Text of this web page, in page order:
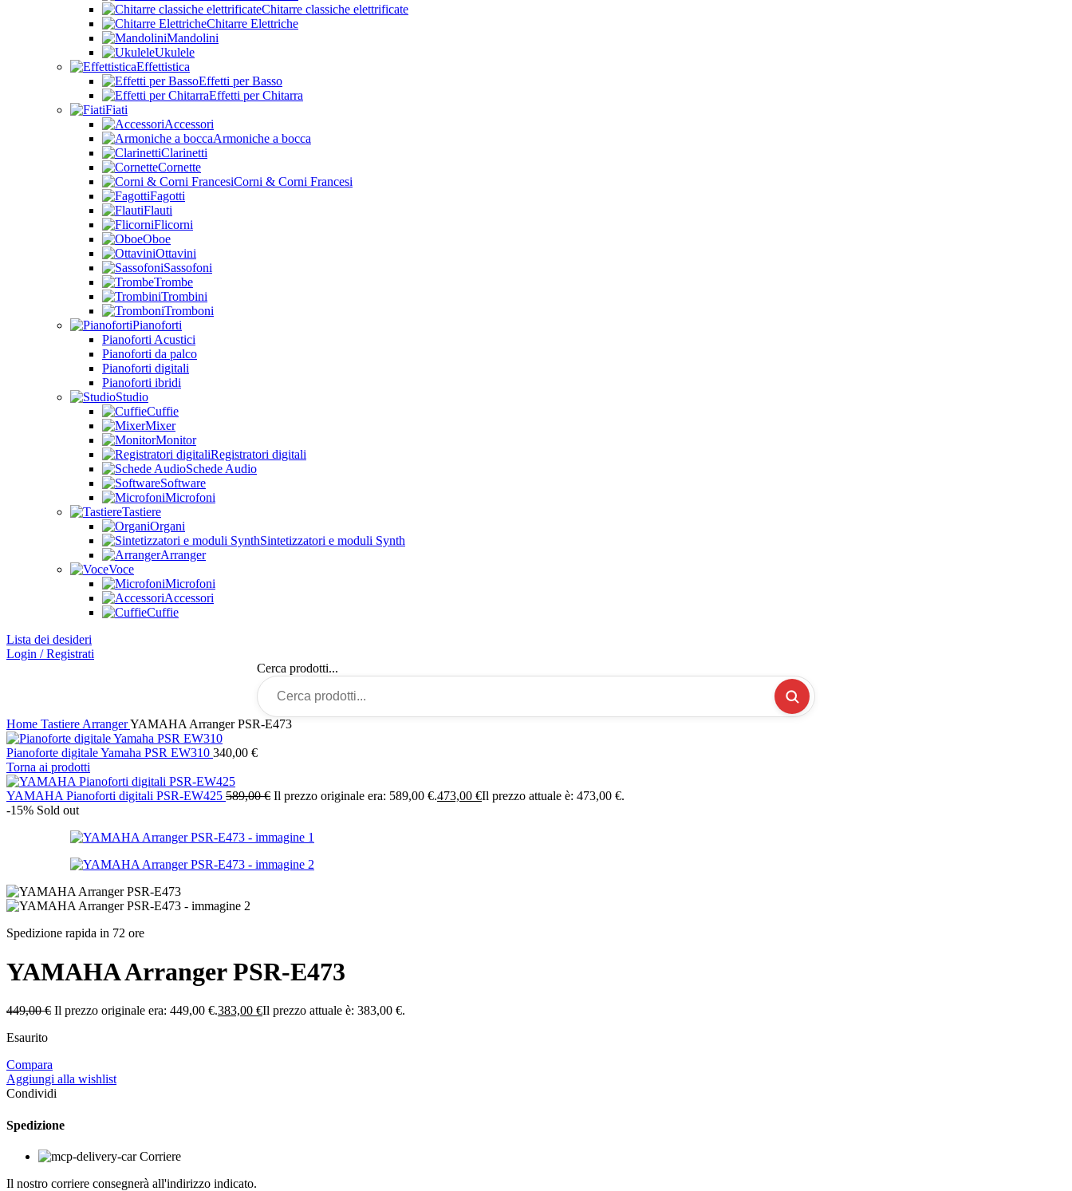
Chitarre classiche elettrificate
Chitarre Elettriche
Mandolini
Ukulele
Effettistica
Effetti per Basso
Effetti per Chitarra
Fiati
Accessori
Armoniche a bocca
Clarinetti
Cornette
Corni & Corni Francesi
Fagotti
Flauti
Flicorni
Oboe
Ottavini
Sassofoni
Trombe
Trombini
Tromboni
Pianoforti
Pianoforti Acustici
Pianoforti da palco
Pianoforti digitali
Pianoforti ibridi
Studio
Cuffie
Mixer
Monitor
Registratori digitali
Schede Audio
Software
Microfoni
Tastiere
Organi
Sintetizzatori e moduli Synth
Arranger
Voce
Microfoni
Accessori
Cuffie
Lista dei desideri
Login / Registrati
Cerca prodotti...
Home Tastiere ArrangerYAMAHA Arranger PSR-E473
Pianoforte digitale Yamaha PSR EW310 340,00 €
Torna ai prodotti
YAMAHA Pianoforti digitali PSR-EW425 589,00€ Il prezzo originale era: 589,00 €.473,00 €Il prezzo attuale è: 473,00 €.
-15% Sold out
Spedizione rapida in 72 ore
YAMAHA Arranger PSR-E473
449,00€ Il prezzo originale era: 449,00 €.383,00 €Il prezzo attuale è: 383,00 €.
Esaurito
Compara
Aggiungi alla wishlist
Condividi
Spedizione
Corriere
Il nostro corriere consegnerà all'indirizzo indicato.